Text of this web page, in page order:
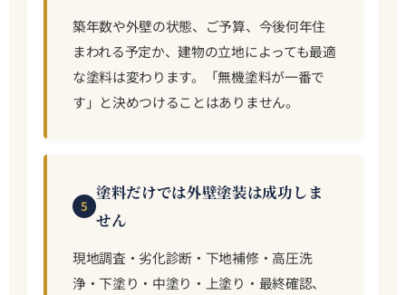
築年数や外壁の状態、ご予算、今後何年住
まわれる予定か、建物の立地によっても最適
な塗料は変わります。「無機塗料が一番で
す」と決めつけることはありません。
5
塗料だけでは外壁塗装は成功しま
せん
現地調査・劣化診断・下地補修・高圧洗
浄・下塗り・中塗り・上塗り・最終確認、